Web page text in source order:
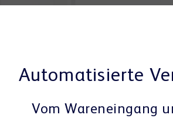
Automatisierte
Vom Wareneingang